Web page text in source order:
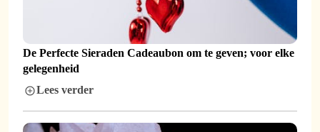
De Perfecte Sieraden Cadeaubon om te geven; voor elke
gelegenheid
Lees verder